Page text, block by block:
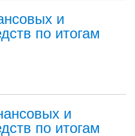
и
по итогам
и
по итогам